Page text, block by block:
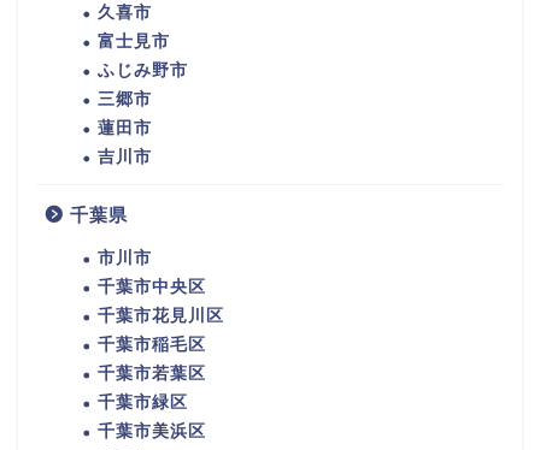
久喜市
富士見市
ふじみ野市
三郷市
蓮田市
吉川市
千葉県
市川市
千葉市中央区
千葉市花見川区
千葉市稲毛区
千葉市若葉区
千葉市緑区
千葉市美浜区